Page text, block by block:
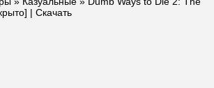
| Скачать